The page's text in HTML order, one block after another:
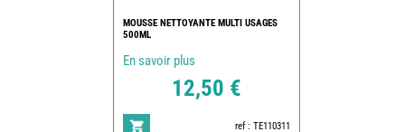
MOUSSE NETTOYANTE MULTI USAGES
500ML
En savoir plus
12,50 €
ref : TE110311